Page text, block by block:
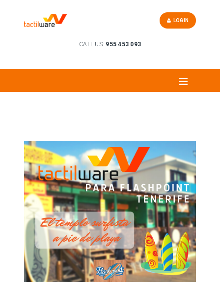
CALL US: 955 453 093
LOGIN